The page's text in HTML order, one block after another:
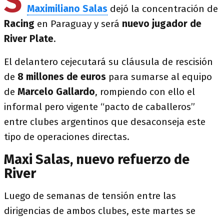
Maximiliano Salas dejó la concentración de
Racing en Paraguay y será nuevo jugador de
River Plate.
El delantero cejecutará su cláusula de rescisión
de 8 millones de euros para sumarse al equipo
de Marcelo Gallardo, rompiendo con ello el
informal pero vigente “pacto de caballeros”
entre clubes argentinos que desaconseja este
tipo de operaciones directas.
Maxi Salas, nuevo refuerzo de
River
Luego de semanas de tensión entre las
dirigencias de ambos clubes, este martes se